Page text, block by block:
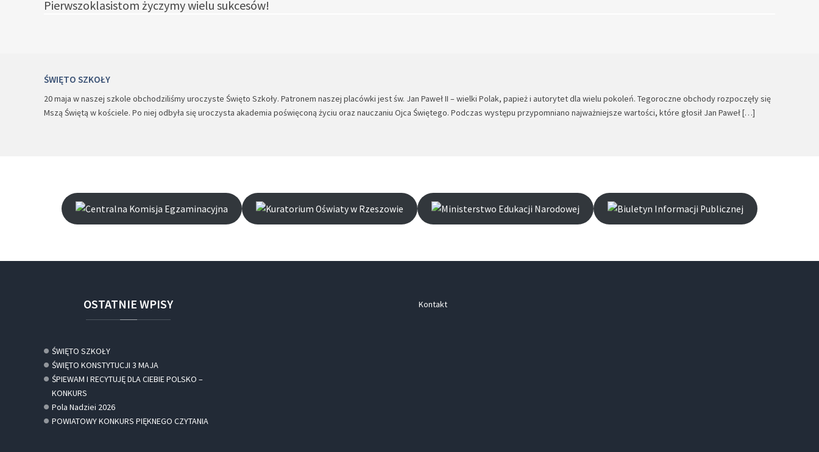
Pierwszoklasistom życzymy wielu sukcesów!
ŚWIĘTO SZKOŁY
20 maja w naszej szkole obchodziliśmy uroczyste Święto Szkoły. Patronem naszej placówki jest św. Jan Paweł II – wielki Polak, papież i autorytet dla wielu pokoleń. Tegoroczne obchody rozpoczęły się
Mszą Świętą w kościele. Po niej odbyła się uroczysta akademia poświęconą życiu oraz nauczaniu Ojca Świętego. Podczas występu przypomniano najważniejsze wartości, które głosił Jan Paweł […]
OSTATNIE WPISY
ŚWIĘTO SZKOŁY
ŚWIĘTO KONSTYTUCJI 3 MAJA
ŚPIEWAM I RECYTUJĘ DLA CIEBIE POLSKO –
KONKURS
Pola Nadziei 2026
POWIATOWY KONKURS PIĘKNEGO CZYTANIA
Kontakt